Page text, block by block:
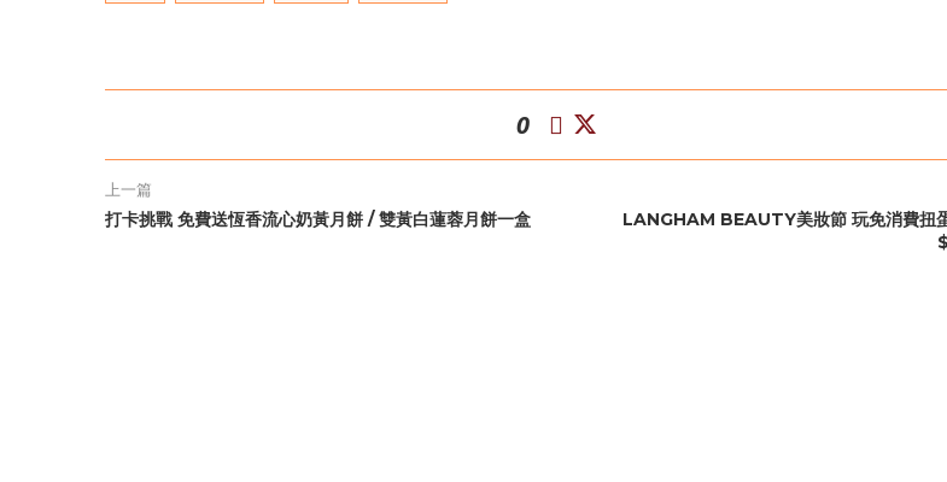
0
上一篇
打卡挑戰 免費送恆香流心奶黃月餅 / 雙黃白蓮蓉月餅一盒
LANGHAM BEAUTY美妝節 玩免消費扭